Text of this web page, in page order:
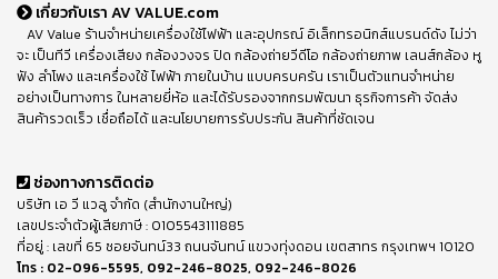
เกี่ยวกับเรา AV VALUE.com
AV Value ร้านจำหน่ายเครื่องใช้ไฟฟ้า และอุปกรณ์ อิเล็กทรอนิกส์แบรนด์ดัง ไม่ว่า
จะ เป็นทีวี เครื่องเสียง กล้องวงจร ปิด กล้องถ่ายวีดีโอ กล้องถ่ายภาพ เลนส์กล้อง หู
ฟัง ลำโพง และเครื่องใช้ ไฟฟ้า ภายในบ้าน แบบครบครัน เราเป็นตัวแทนจำหน่าย
อย่างเป็นทางการ ในหลายยี่ห้อ และได้รับรองจากกรมพัฒนา ธุรกิจการค้า จัดส่ง
สินค้ารวดเร็ว เชื่อถือได้ และนโยบายการรับประกัน สินค้าที่ชัดเจน
ช่องทางการติดต่อ
บริษัท เอ วี แวลู จำกัด (สำนักงานใหญ่)
เลขประจำตัวผู้เสียภาษี : 0105543111885
ที่อยู่ : เลขที่ 65 ซอยจันทน์33 ถนนจันทน์ แขวงทุ่งดอน เขตสาทร กรุงเทพฯ 10120
โทร : 02-096-5595, 092-246-8025, 092-246-8026